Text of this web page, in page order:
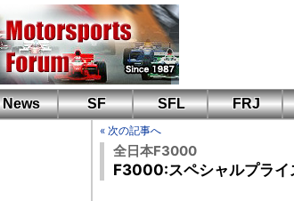
News SF SFL FRJ
« 次の記事へ
全日本F3000
F3000:スペシャルプライ